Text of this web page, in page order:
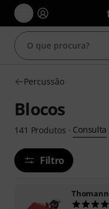
Percussão
Blocos
141 Produtos · Consulta
Filtro
Thomann